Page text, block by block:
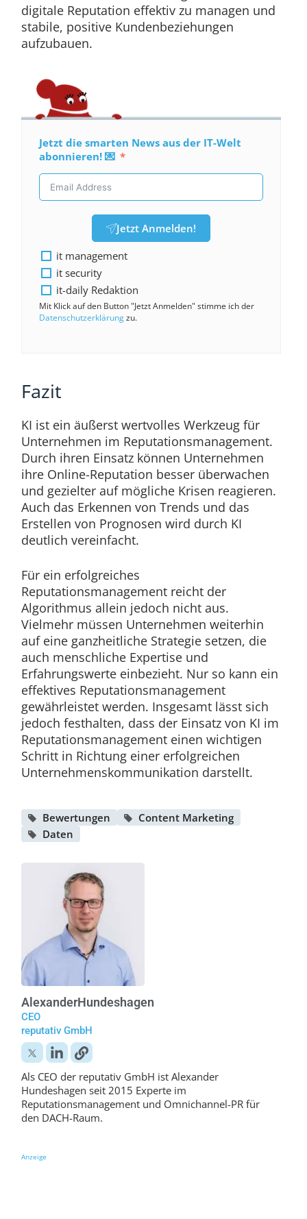
digitale Reputation effektiv zu managen und
stabile, positive Kundenbeziehungen
aufzubauen.
Jetzt die smarten News aus der IT-Welt
abonnieren! 💌
Jetzt Anmelden!
it management
it security
it-daily Redaktion
Mit Klick auf den Button "Jetzt Anmelden" stimme ich der
Datenschutzerklärungzu.
Fazit
KI ist ein äußerst wertvolles Werkzeug für
Unternehmen im Reputationsmanagement.
Durch ihren Einsatz können Unternehmen
ihre Online-Reputation besser überwachen
und gezielter auf mögliche Krisen reagieren.
Auch das Erkennen von Trends und das
Erstellen von Prognosen wird durch KI
deutlich vereinfacht.
Für ein erfolgreiches
Reputationsmanagement reicht der
Algorithmus allein jedoch nicht aus.
Vielmehr müssen Unternehmen weiterhin
auf eine ganzheitliche Strategie setzen, die
auch menschliche Expertise und
Erfahrungswerte einbezieht. Nur so kann ein
effektives Reputationsmanagement
gewährleistet werden. Insgesamt lässt sich
jedoch festhalten, dass der Einsatz von KI im
Reputationsmanagement einen wichtigen
Schritt in Richtung einer erfolgreichen
Unternehmenskommunikation darstellt.
Bewertungen
Content Marketing
Daten
AlexanderHundeshagen
CEO
reputativ GmbH
Als CEO der reputativ GmbH ist Alexander
Hundeshagen seit 2015 Experte im
Reputationsmanagement und Omnichannel-PR für
den DACH-Raum.
Anzeige